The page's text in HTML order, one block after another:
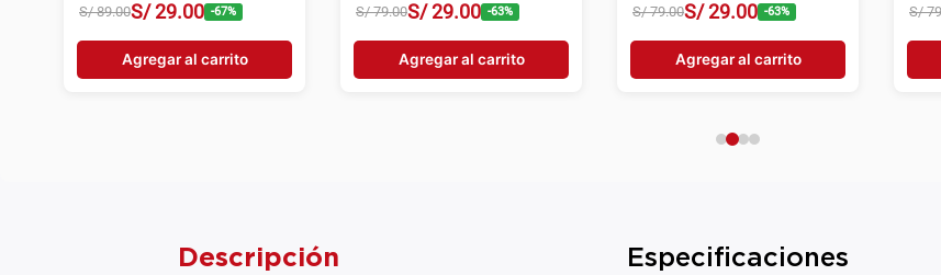
S/ 89.00S/ 29.00 -67%
Agregar al carrito
S/ 79.00S/ 29.00 -63%
Agregar al carrito
S/ 79.00S/ 29.00 -63%
Agregar al carrito
S/ 79
Descripción Especificaciones